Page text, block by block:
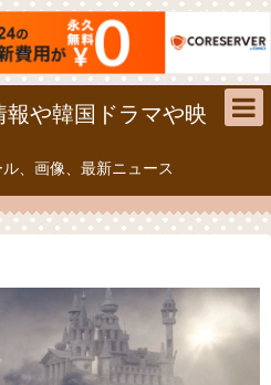
や韓国ドラマや映
、画像、最新ニュース